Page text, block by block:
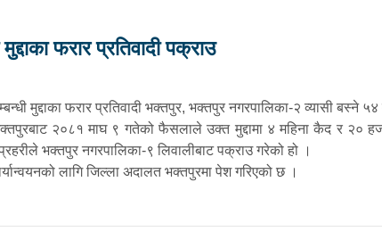
फरार प्रतिवादी पक्राउ
मुद्दाका फरार प्रतिवादी भक्तपुर, भक्तपुर नगरपालिका-२ व्यासी बस्ने
२०८१ माघ ९ गतेको फैसलाले उक्त मुद्दामा ४ महिना कैद र २०
भक्तपुर नगरपालिका-९ लिवालीबाट पक्राउ गरेको हो ।
लागि जिल्ला अदालत भक्तपुरमा पेश गरिएको छ ।